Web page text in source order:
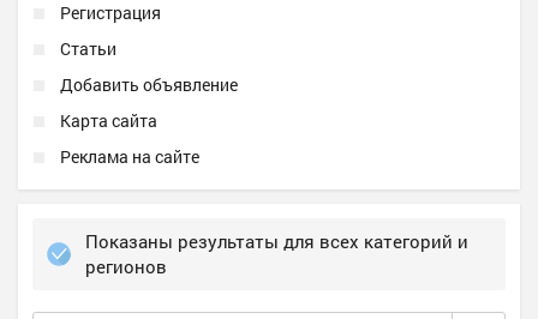
Регистрация
Статьи
Добавить объявление
Карта сайта
Реклама на сайте
Показаны результаты для всех категорий и
регионов